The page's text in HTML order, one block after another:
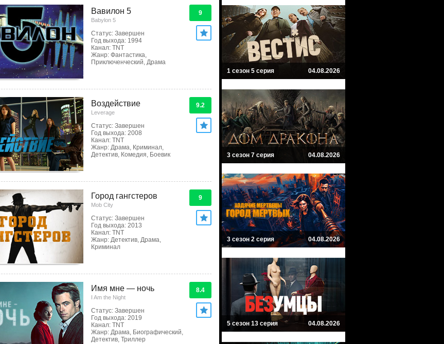
Вавилон 5
Babylon 5
Статус: Завершен
Год выхода: 1994
Канал: TNT
Жанр: Фантастика,
Приключенческий, Драма
9
Воздействие
Leverage
Статус: Завершен
Год выхода: 2008
Канал: TNT
Жанр: Драма, Криминал,
Детектив, Комедия, Боевик
9.2
Город гангстеров
Mob City
Статус: Завершен
Год выхода: 2013
Канал: TNT
Жанр: Детектив, Драма,
Криминал
9
Имя мне — ночь
I Am the Night
Статус: Завершен
Год выхода: 2019
Канал: TNT
Жанр: Драма, Биографический,
Детектив, Триллер
8.4
1 сезон 5 серия 04.08.2026
3 сезон 7 серия 04.08.2026
3 сезон 2 серия 04.08.2026
5 сезон 13 серия 04.08.2026